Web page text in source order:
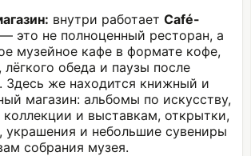
внутри работает Café-
— это не полноценный ресторан, а
музейное кафе в формате кофе,
лёгкого обеда и паузы после
Здесь же находится книжный и
магазин: альбомы по искусству,
коллекции и выставкам, открытки,
украшения и небольшие сувениры
собрания музея.